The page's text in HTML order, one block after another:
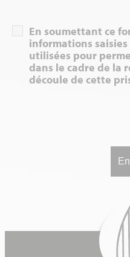
En soumettant ce
informations
utilisées pour
dans le cadre de la
découle de cette